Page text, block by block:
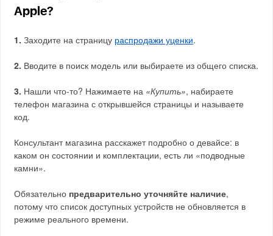
Apple?
1. Заходите на страницу распродажи уценки.
2. Вводите в поиск модель или выбираете из общего списка.
3. Нашли что-то? Нажимаете на «Купить», набираете
телефон магазина с открывшейся страницы и называете
код.
Консультант магазина расскажет подробно о девайсе: в
каком он состоянии и комплектации, есть ли «подводные
камни».
Обязательно предварительно уточняйте наличие,
потому что список доступных устройств не обновляется в
режиме реального времени.